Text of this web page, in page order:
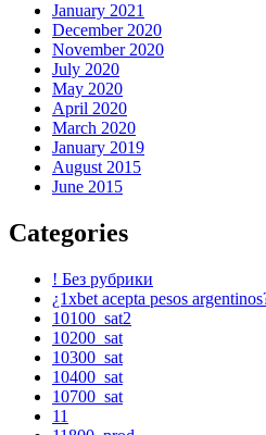
January 2021
December 2020
November 2020
July 2020
May 2020
April 2020
March 2020
January 2019
August 2015
June 2015
Categories
! Без рубрики
¿1xbet acepta pesos
10100_sat2
10200_sat
10300_sat
10400_sat
10700_sat
11